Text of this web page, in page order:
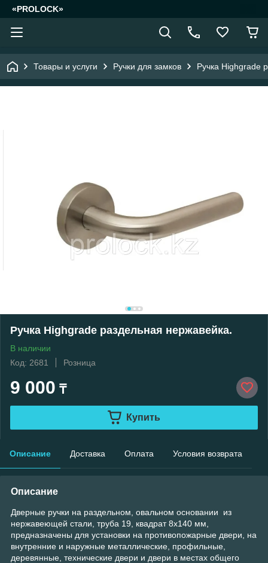
«PROLOCK»
Товары и услуги Ручки для замков Ручка Highgrade
Ручка Highgrade раздельная нержавейка.
В наличии
Код: 2681
Розница
9 000 ₸
Купить
Описание Доставка Оплата Условия возврата
Описание
Дверные ручки на раздельном, овальном основании из
нержавеющей стали, труба 19, квадрат 8х140 мм,
предназначены для установки на противопожарные двери, на
внутренние и наружные металлические, профильные,
деревянные, технические двери и двери в местах общего